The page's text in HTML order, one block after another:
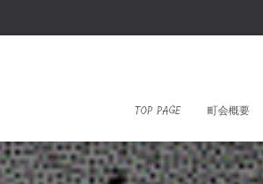
TOP PAGE 町会概要